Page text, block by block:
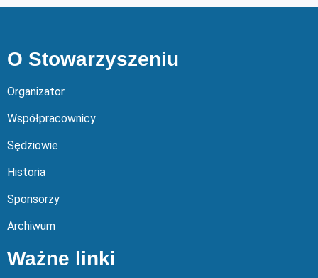
O Stowarzyszeniu
Organizator
Współpracownicy
Sędziowie
Historia
Sponsorzy
Archiwum
Ważne linki